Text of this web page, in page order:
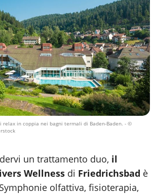
relax in coppia nei bagni termali di Baden-Baden. - ©
un trattamento duo, il
Wellness di Friedrichsbad è
olfattiva, fisioterapia,